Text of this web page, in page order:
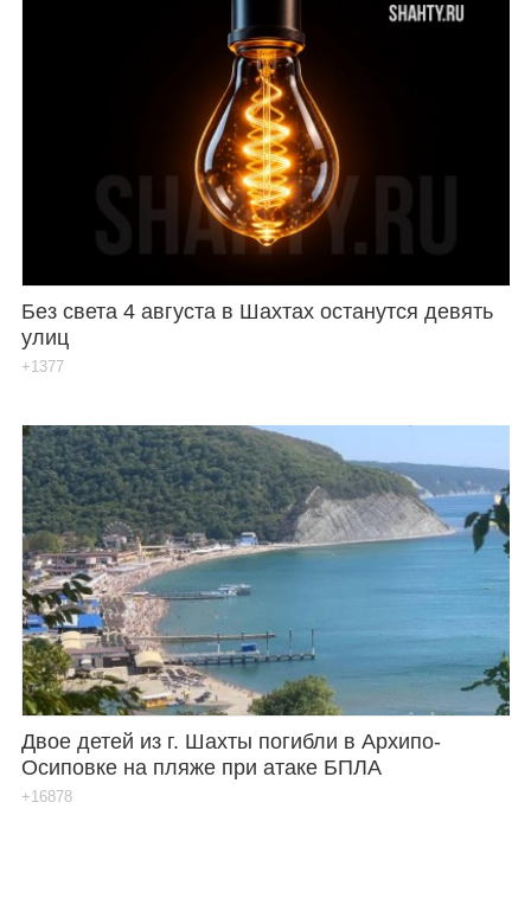
Без света 4 августа в Шахтах останутся девять
улиц
+1377
Двое детей из г. Шахты погибли в Архипо-
Осиповке на пляже при атаке БПЛА
+16878